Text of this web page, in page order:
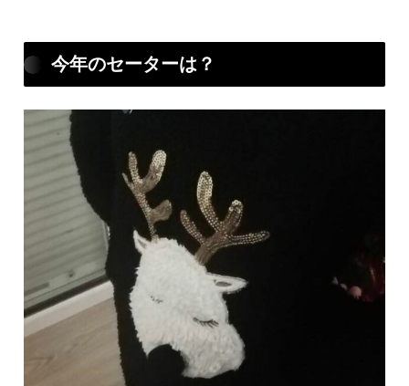
今年のセーターは？